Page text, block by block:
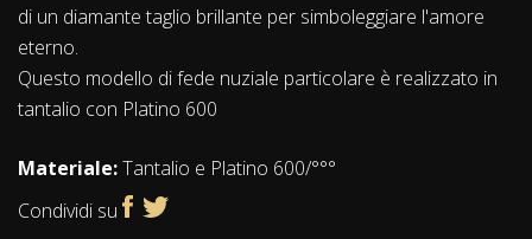
di un diamante taglio brillante per simboleggiare l'amore
eterno.
Questo modello di fede nuziale particolare è realizzato in
tantalio con Platino 600
Materiale:Tantalio e Platino 600/°°°
Condividi su